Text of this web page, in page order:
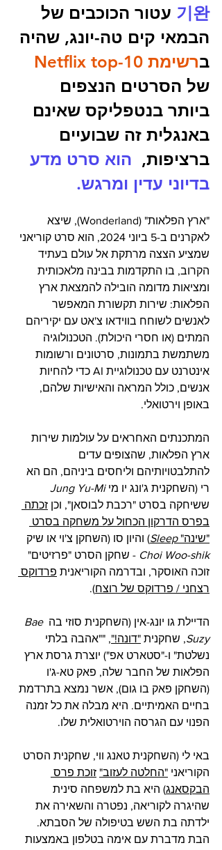
기완 עטור הכוכבים של
הבמאי קים טה-יונג, שהיה
ברשימת Netflix top-10
של הסרטים הנצפים
ביותר בנטפליקס שאינם
באנגלית זה שבועיים
ברציפות, הוא סרט מדע
בדיוני עדין ומרגש.
"ארץ הפלאות" (Wonderland), שיצא
לאקרנים ב-5 ביוני 2024, הוא סרט קוריאני
שמציע הצצה מרתקת אל עולם בעתיד
הקרוב, בו התקדמות בבינה מלאכותית
ומציאות מדומה הובילה להמצאת ארץ
הפלאות: שירות תקשורת המאפשר
לאנשים לשוחח בווידאו צ'אט עם יקיריהם
המתים (או חסרי היכולת). הטכנולוגיה
משתמשת בתמונות, סרטונים ורשומות
אינטרנט עם טכנולוגיית AI כדי להחיות
אנשים, כולל המראה והאישיות שלהם,
באופן וירטואלי.
המתכנתים האחראים על עולמות שירות
ארץ הפלאות, שהצופים עדים
להתלבטויותיהם וליחסים ביניהם, הם הא
רי (השחקנית ג'ונג יו מי Jung Yu-Mi
ששיחקה בסרט "רכבת לבוסאן", וכן זכתה
בפרס הדרקון הכחול על משחקה בסרט
"שינה" Sleep) והיון סו (השחקן צ'וי או שיק
Choi Woo-shik - שחקן הסרט "פרזיטים"
זוכה האוסקר, ובדרמה הקוריאנית פרדוקס
רצחני / פרדוקס של רוצח).
הדיילת גו יונג-אין (השחקנית סוזי בה Bae
Suzy, שחקנית "דונה!", ""אהבה בלתי
נשלטת" ו-"סטארט אפ") יוצרת גרסת ארץ
הפלאות של החבר שלה, פאק טא-ג'ו
(השחקן פאק בו גום), אשר נמצא בתרדמת
בחיים האמיתיים. היא מבלה את כל זמנה
הפנוי עם הגרסה הוירטואלית שלו.
באי לי (השחקנית טאנג ווי, שחקנית הסרט
הקוריאני "החלטה לעזוב" זוכת פרס
הבקסאנג) היא בת למשפחה סינית
שהיגרה לקוריאה, נפטרה והשאירה את
ילדתה בת השש בטיפולה של הסבתא.
הבת מדברת עם אימה בטלפון באמצעות